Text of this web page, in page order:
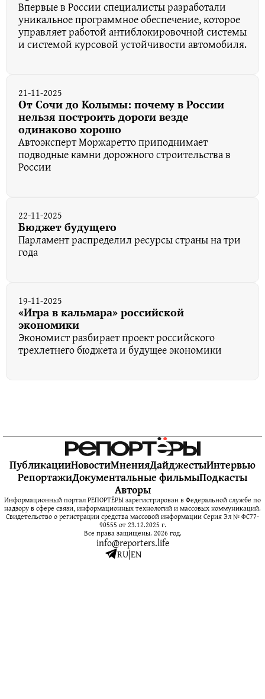
Впервые в России специалисты разработали
уникальное программное обеспечение, которое
управляет работой антиблокировочной системы
и системой курсовой устойчивости автомобиля.
21-11-2025
От Сочи до Колымы: почему в России
нельзя построить дороги везде
одинаково хорошо
Автоэксперт Моржаретто приподнимает
подводные камни дорожного строительства в
России
22-11-2025
Бюджет будущего
Парламент распределил ресурсы страны на три
года
19-11-2025
«Игра в кальмара» российской
экономики
Экономист разбирает проект российского
трехлетнего бюджета и будущее экономики
ПубликацииНовостиМненияДайджестыИнтервью
РепортажиДокументальные фильмыПодкасты
Авторы
Информационный портал РЕПОРТЁРЫ зарегистрирован в Федеральной службе по
надзору в сфере связи, информационных технологий и массовых коммуникаций.
Свидетельство о регистрации средства массовой информации Серия Эл № ФС77-
90555 от 23.12.2025 г.
Все права защищены. 2026 год.
info@reporters.life
RU|EN